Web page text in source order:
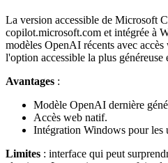
La version accessible de Microsoft
copilot.microsoft.com et intégrée à
modèles OpenAI récents avec
l'option accessible la plus généreuse
Avantages :
Modèle OpenAI dernière
Accès web natif.
Intégration Windows pour les
Limites : interface qui peut